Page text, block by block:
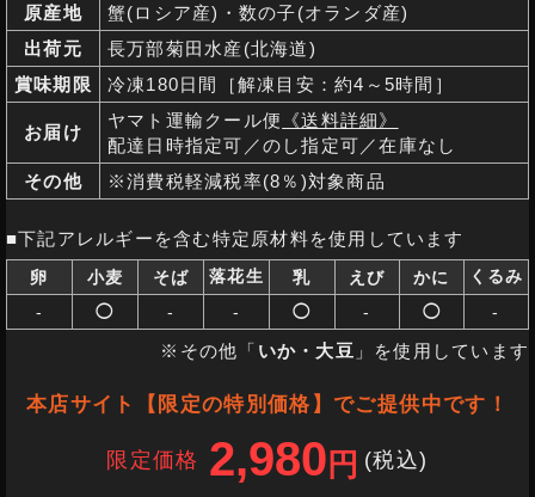
原産地
蟹(ロシア産)・数の子(オランダ産)
出荷元
長万部菊田水産(北海道)
賞味期限
冷凍180日間［解凍目安：約4～5時間］
お届け
ヤマト運輸クール便 《送料詳細》
配達日時指定可／のし指定可／在庫なし
その他
※消費税軽減税率(8％)対象商品
■下記アレルギーを含む特定原材料を使用しています
卵 小麦 そば 落花生 乳 えび かに
くるみ
-
◯ - - ◯ - ◯ -
※その他「 いか・大豆 」を使用しています
本店サイト【限定の特別価格】でご提供中です！
限定価格 2,980 円 (税込)